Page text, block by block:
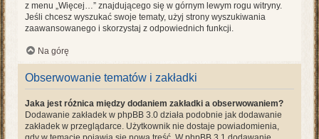
z menu „Więcej…” znajdującego się w górnym lewym rogu witryny.
Jeśli chcesz wyszukać swoje tematy, użyj strony wyszukiwania
zaawansowanego i skorzystaj z odpowiednich funkcji.
Na górę
Obserwowanie tematów i zakładki
Jaka jest różnica między dodaniem zakładki a obserwowaniem?
Dodawanie zakładek w phpBB 3.0 działa podobnie jak dodawanie
zakładek w przeglądarce. Użytkownik nie dostaje powiadomienia,